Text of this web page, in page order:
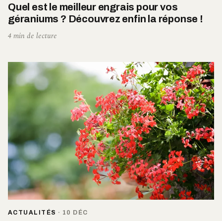
Quel est le meilleur engrais pour vos
géraniums ? Découvrez enfin la réponse !
4 min de lecture
ACTUALITÉS · 10 DÉC